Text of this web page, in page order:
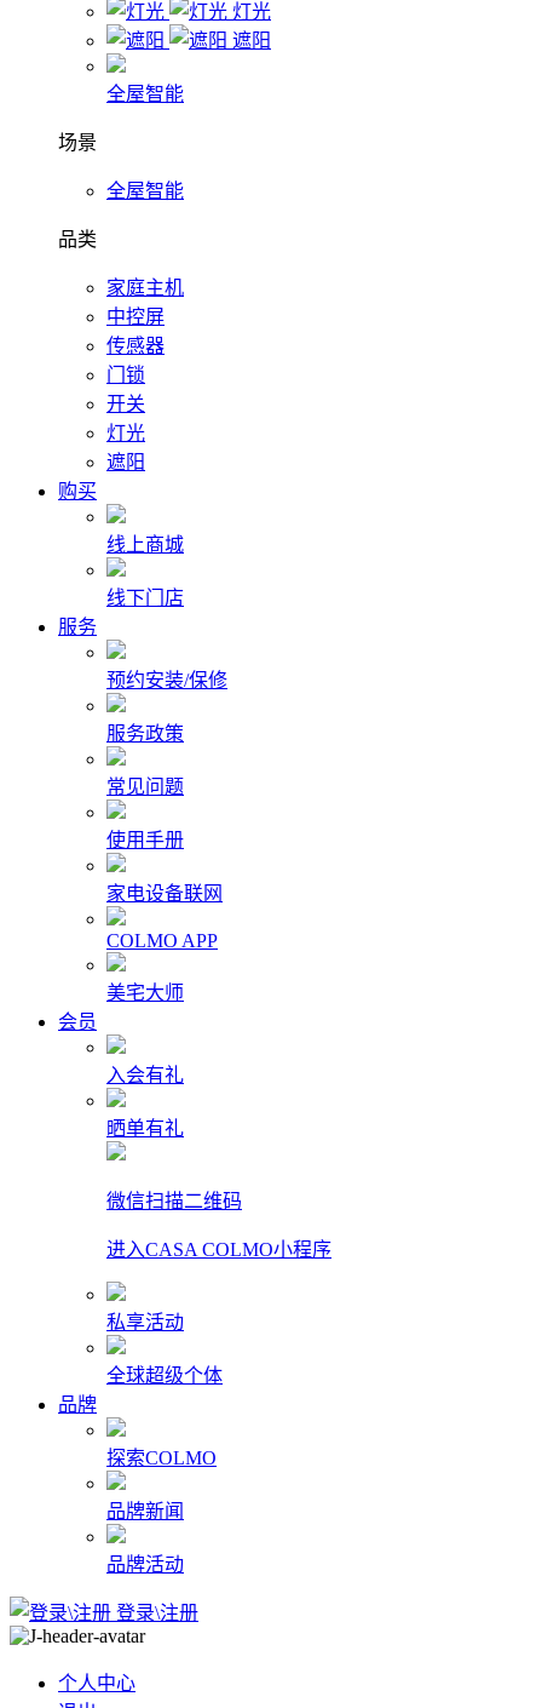
灯光
遮阳
全屋智能
场景
全屋智能
品类
家庭主机
中控屏
传感器
门锁
开关
灯光
遮阳
购买
线上商城
线下门店
服务
预约安装/保修
服务政策
常见问题
使用手册
家电设备联网
COLMO APP
美宅大师
会员
入会有礼
晒单有礼
微信扫描二维码
进入CASA COLMO小程序
私享活动
全球超级个体
品牌
探索COLMO
品牌新闻
品牌活动
登录\注册
个人中心